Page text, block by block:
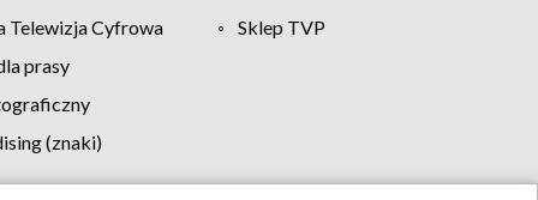
Telewizja Cyfrowa
Sklep TVP
prasy
(znaki)